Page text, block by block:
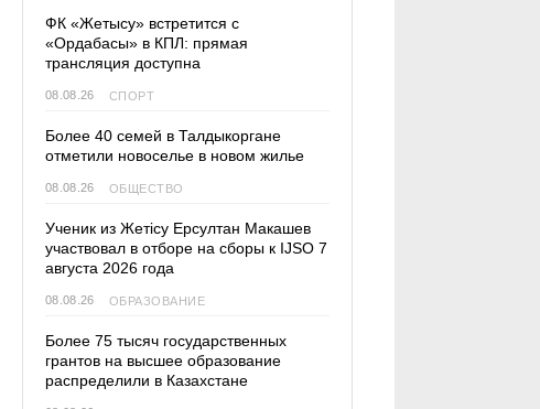
ФК «Жетысу» встретится с
«Ордабасы» в КПЛ: прямая
трансляция доступна
08.08.26 СПОРТ
Более 40 семей в Талдыкоргане
отметили новоселье в новом жилье
08.08.26 ОБЩЕСТВО
Ученик из Жетісу Ерсултан Макашев
участвовал в отборе на сборы к IJSO 7
августа 2026 года
08.08.26 ОБРАЗОВАНИЕ
Более 75 тысяч государственных
грантов на высшее образование
распределили в Казахстане